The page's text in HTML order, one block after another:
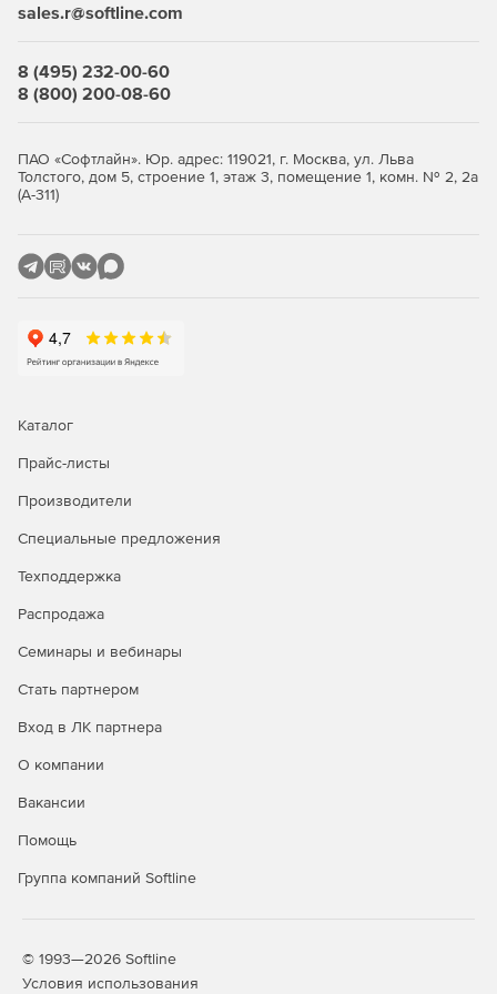
или в сочетании с версией Composer Edition).
Возможность писать приложения, которые
Vector Extensions 512 (Intel AVX-512).
использованием OpenMP позволяет использовать
преимущества новейшего оборудования с
поддержкой SIMD, включая Intel AVX-512.
анализа, которые поддерживают Intel Deep Learning
(VNNI) в процессорах Intel Xeon масштабируемого
Разработка для больших объемов памяти до 512 Гб
и настраивать платформы Intel для постоянной памяти
Расширенное профилирование с возможностью
Profiler для понимания и оптимизации конфигурации
преимущества AWS Parallel Cluster и AWS Elastic Fabric
sales.r@softline.com
8 (495) 232-00-60
8 (800) 200-08-60
ПАО «Софтлайн». Юр. адрес: 119021, г. Москва, ул. Льва
Толстого, дом 5, строение 1, этаж 3, помещение 1, комн. № 2, 2а
(А-311)
Каталог
Прайс-листы
Производители
Специальные предложения
Техподдержка
Распродажа
Семинары и вебинары
Стать партнером
Вход в ЛК партнера
О компании
Вакансии
Помощь
Группа компаний Softline
© 1993—2026 Softline
Условия использования